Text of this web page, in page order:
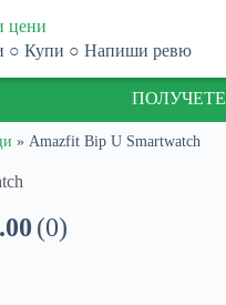
цени
○ Купи ○ Напиши ревю
ПОЛУЧЕТЕ
» Amazfit Bip U Smartwatch
0